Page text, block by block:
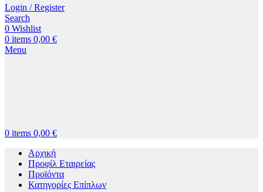
Login / Register
Search
0 Wishlist
0 items 0,00 €
Menu
0 items 0,00 €
Αρχική
Προφίλ Εταιρείας
Προϊόντα
Κατηγορίες Επίπλων